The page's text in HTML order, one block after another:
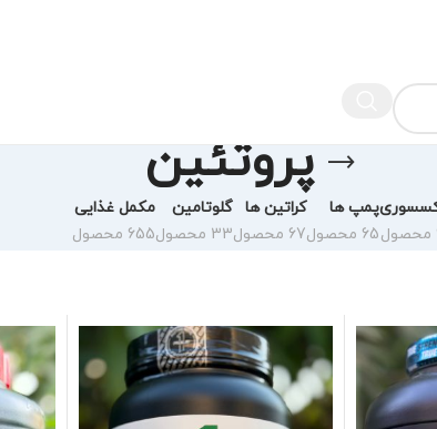
پروتئین
پمپ ها
65 محصول
کراتین ها
67 محصول
گلوتامین
33 محصول
مکمل غذایی
655 محصول